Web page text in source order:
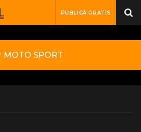
PUBLICÁ GRATIS
MOTO SPORT